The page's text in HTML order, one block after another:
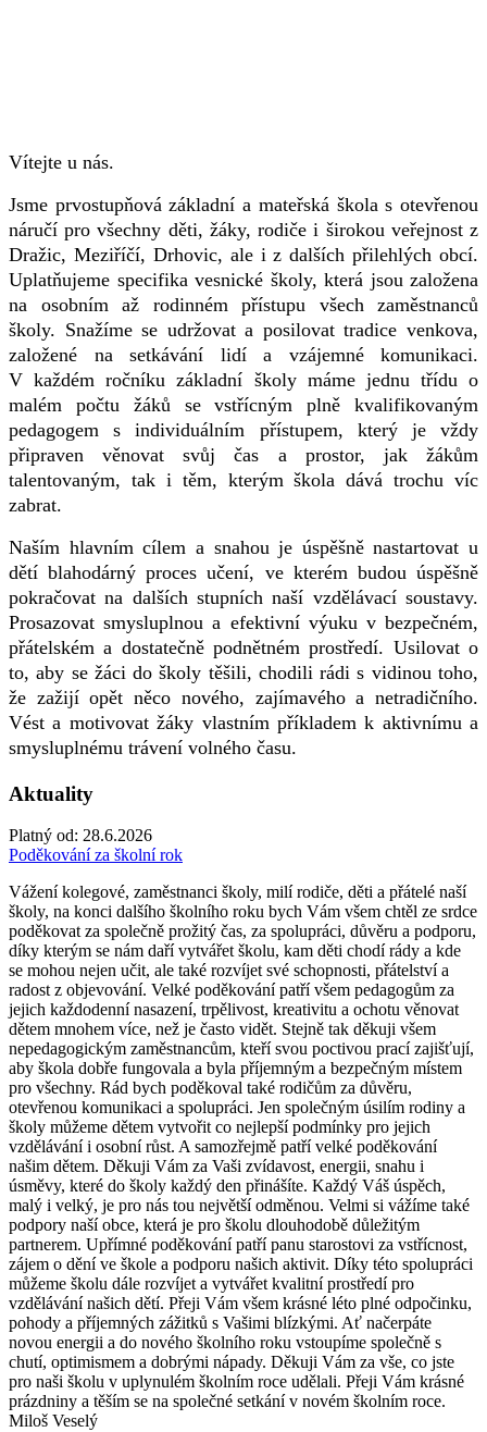
Vítejte u nás.
Jsme prvostupňová základní a mateřská škola s otevřenou
náručí pro všechny děti, žáky, rodiče i širokou veřejnost z
Dražic, Meziříčí, Drhovic, ale i z dalších přilehlých obcí.
Uplatňujeme specifika vesnické školy, která jsou založena
na osobním až rodinném přístupu všech zaměstnanců
školy. Snažíme se udržovat a posilovat tradice venkova,
založené na setkávání lidí a vzájemné komunikaci.
V každém ročníku základní školy máme jednu třídu o
malém počtu žáků se vstřícným plně kvalifikovaným
pedagogem s individuálním přístupem, který je vždy
připraven věnovat svůj čas a prostor, jak žákům
talentovaným, tak i těm, kterým škola dává trochu víc
zabrat.
Naším hlavním cílem a snahou je úspěšně nastartovat u
dětí blahodárný proces učení, ve kterém budou úspěšně
pokračovat na dalších stupních naší vzdělávací soustavy.
Prosazovat smysluplnou a efektivní výuku v bezpečném,
přátelském a dostatečně podnětném prostředí. Usilovat o
to, aby se žáci do školy těšili, chodili rádi s vidinou toho,
že zažijí opět něco nového, zajímavého a netradičního.
Vést a motivovat žáky vlastním příkladem k aktivnímu a
smysluplnému trávení volného času.
Aktuality
Platný od: 28.6.2026
Poděkování za školní rok
Vážení kolegové, zaměstnanci školy, milí rodiče, děti a přátelé naší
školy, na konci dalšího školního roku bych Vám všem chtěl ze srdce
poděkovat za společně prožitý čas, za spolupráci, důvěru a podporu,
díky kterým se nám daří vytvářet školu, kam děti chodí rády a kde
se mohou nejen učit, ale také rozvíjet své schopnosti, přátelství a
radost z objevování. Velké poděkování patří všem pedagogům za
jejich každodenní nasazení, trpělivost, kreativitu a ochotu věnovat
dětem mnohem více, než je často vidět. Stejně tak děkuji všem
nepedagogickým zaměstnancům, kteří svou poctivou prací zajišťují,
aby škola dobře fungovala a byla příjemným a bezpečným místem
pro všechny. Rád bych poděkoval také rodičům za důvěru,
otevřenou komunikaci a spolupráci. Jen společným úsilím rodiny a
školy můžeme dětem vytvořit co nejlepší podmínky pro jejich
vzdělávání i osobní růst. A samozřejmě patří velké poděkování
našim dětem. Děkuji Vám za Vaši zvídavost, energii, snahu i
úsměvy, které do školy každý den přinášíte. Každý Váš úspěch,
malý i velký, je pro nás tou největší odměnou. Velmi si vážíme také
podpory naší obce, která je pro školu dlouhodobě důležitým
partnerem. Upřímné poděkování patří panu starostovi za vstřícnost,
zájem o dění ve škole a podporu našich aktivit. Díky této spolupráci
můžeme školu dále rozvíjet a vytvářet kvalitní prostředí pro
vzdělávání našich dětí. Přeji Vám všem krásné léto plné odpočinku,
pohody a příjemných zážitků s Vašimi blízkými. Ať načerpáte
novou energii a do nového školního roku vstoupíme společně s
chutí, optimismem a dobrými nápady. Děkuji Vám za vše, co jste
pro naši školu v uplynulém školním roce udělali. Přeji Vám krásné
prázdniny a těším se na společné setkání v novém školním roce.
Miloš Veselý